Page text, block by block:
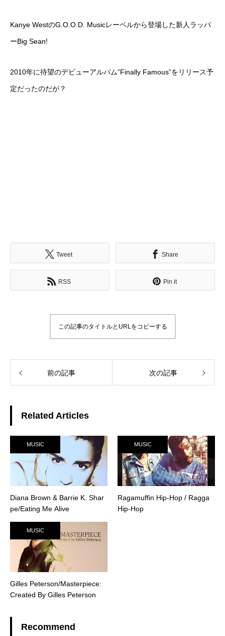
Kanye WestのG.O.O.D. Musicレーベルから登場した新人ラッパ
ーBig Sean!
2010年に待望のデビューアルバム”Finally Famous”をリリース予
定だったのだが？
Tweet Share
RSS Pin it
この記事のタイトルとURLをコピーする
前の記事 次の記事
Related Articles
MUSIC
Diana Brown & Barrie K. Shar
pe/Eating Me Alive
MUSIC
Ragamuffin Hip-Hop / Ragga
Hip-Hop
MUSIC
Gilles Peterson/Masterpiece:
Created By Gilles Peterson
Recommend